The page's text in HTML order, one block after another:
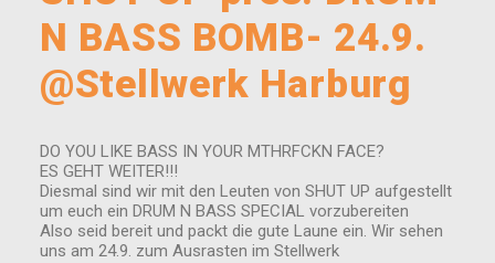
N BASS BOMB- 24.9.
@Stellwerk Harburg
DO YOU LIKE BASS IN YOUR MTHRFCKN FACE?
ES GEHT WEITER!!!
Diesmal sind wir mit den Leuten von SHUT UP aufgestellt
um euch ein DRUM N BASS SPECIAL vorzubereiten
Also seid bereit und packt die gute Laune ein. Wir sehen
uns am 24.9. zum Ausrasten im Stellwerk